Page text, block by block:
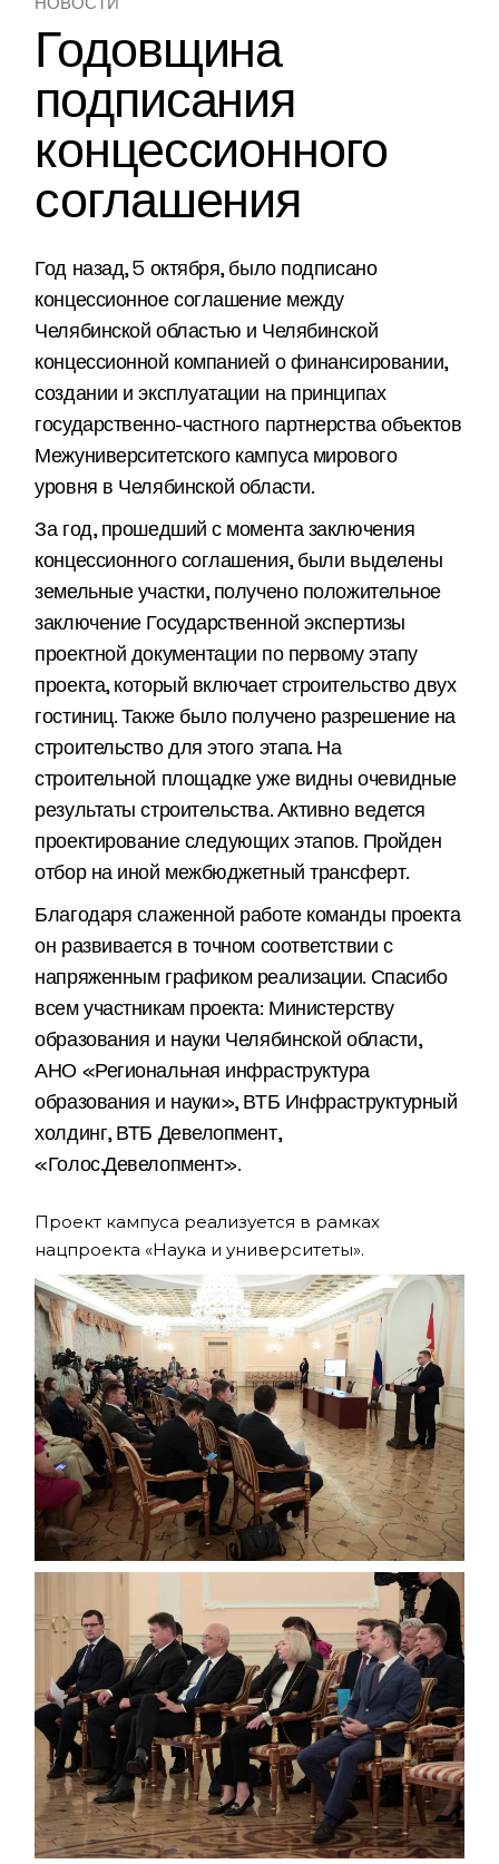
Годовщина
подписания
концессионного
соглашения
Год назад, 5 октября, было подписано
концессионное соглашение между
Челябинской областью и Челябинской
концессионной компанией о финансировании,
создании и эксплуатации на принципах
государственно-частного партнерства объектов
Межуниверситетского кампуса мирового
уровня в Челябинской области.
За год, прошедший с момента заключения
концессионного соглашения, были выделены
земельные участки, получено положительное
заключение Государственной экспертизы
проектной документации по первому этапу
проекта, который включает строительство двух
гостиниц. Также было получено разрешение на
строительство для этого этапа. На
строительной площадке уже видны очевидные
результаты строительства. Активно ведется
проектирование следующих этапов. Пройден
отбор на иной межбюджетный трансферт.
Благодаря слаженной работе команды проекта
он развивается в точном соответствии с
напряженным графиком реализации. Спасибо
всем участникам проекта: Министерству
образования и науки Челябинской области,
АНО «Региональная инфраструктура
образования и науки», ВТБ Инфраструктурный
холдинг, ВТБ Девелопмент,
«Голос.Девелопмент».
Проект кампуса реализуется в рамках
нацпроекта «Наука и университеты».